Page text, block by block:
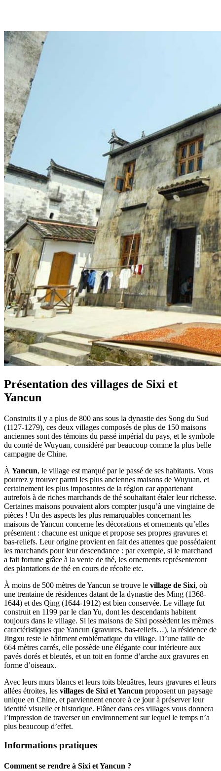
Présentation des villages de Sixi et
Yancun
Construits il y a plus de 800 ans sous la dynastie des Song du Sud
(1127-1279), ces deux villages composés de plus de 150 maisons
anciennes sont des témoins du passé impérial du pays, et le symbole
du comté de Wuyuan, considéré par beaucoup comme la plus belle
campagne de Chine.
À Yancun, le village est marqué par le passé de ses habitants. Vous
pourrez y trouver parmi les plus anciennes maisons de Wuyuan, et
certainement les plus imposantes de la région car appartenant
autrefois à de riches marchands de thé souhaitant étaler leur richesse.
Certaines maisons pouvaient alors compter jusqu’à une vingtaine de
pièces ! Un des aspects les plus remarquables concernant les
maisons de Yancun concerne les décorations et ornements qu’elles
présentent : chacune est unique et propose ses propres gravures et
bas-reliefs. Leur origine provient en fait des attentes que possédaient
les marchands pour leur descendance : par exemple, si le marchand
a fait fortune grâce à la vente de thé, les ornements représenteront
des plantations de thé en cours de récolte etc.
À moins de 500 mètres de Yancun se trouve le village de Sixi, où
une trentaine de résidences datant de la dynastie des Ming (1368-
1644) et des Qing (1644-1912) est bien conservée. Le village fut
construit en 1199 par le clan Yu, dont les descendants habitent
toujours dans le village. Si les maisons de Sixi possèdent les mêmes
caractéristiques que Yancun (gravures, bas-reliefs…), la résidence de
Jingxu reste le bâtiment emblématique du village. D’une taille de
664 mètres carrés, elle possède une élégante cour intérieure aux
pavés dorés et bleutés, et un toit en forme d’arche aux gravures en
forme d’oiseaux.
Avec leurs murs blancs et leurs toits bleuâtres, leurs gravures et leurs
allées étroites, les villages de Sixi et Yancun proposent un paysage
unique en Chine, et parviennent encore à ce jour à préserver leur
identité visuelle et historique. Flâner dans ces villages vous donnera
l’impression de traverser un environnement sur lequel le temps n’a
plus beaucoup d’effet.
Informations pratiques
Comment se rendre à Sixi et Yancun ?